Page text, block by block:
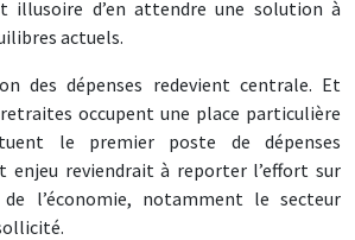
illusoire d’en attendre une solution à
actuels.
des dépenses redevient centrale. Et
occupent une place particulière
le premier poste de dépenses
enjeu reviendrait à reporter l’effort sur
de l’économie, notamment le secteur